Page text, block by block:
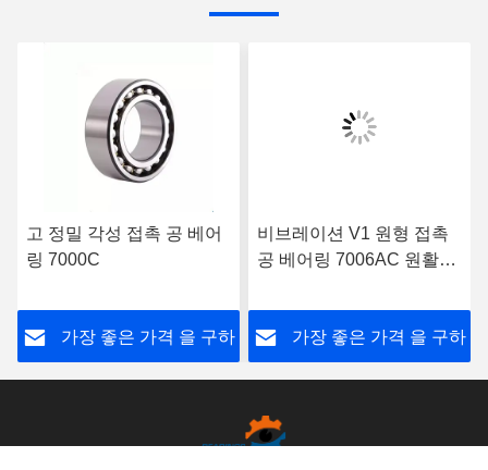
고 정밀 각성 접촉 공 베어
링 7000C
가장 좋은 가격 을 구하
비브레이션 V1 원형 접촉
공 베어링 7006AC 원활한
가장 좋은 가격 을 구하